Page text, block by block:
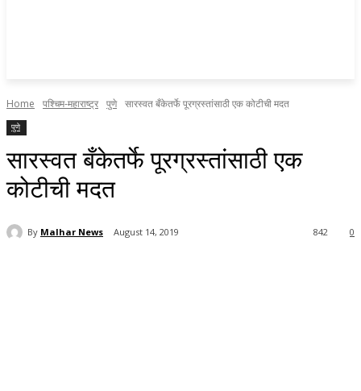
Home पश्चिम-महाराष्ट्र पुणे सारस्वत बँकेतर्फे पूरग्रस्तांसाठी एक कोटीची मदत
पुणे
सारस्वत बँकेतर्फे पूरग्रस्तांसाठी एक
कोटीची मदत
By Malhar News August 14, 2019 0
842